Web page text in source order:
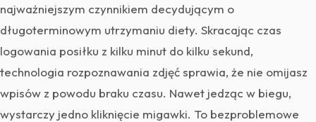
najważniejszym czynnikiem decydującym o
długoterminowym utrzymaniu diety. Skracając czas
logowania posiłku z kilku minut do kilku sekund,
technologia rozpoznawania zdjęć sprawia, że nie omijasz
wpisów z powodu braku czasu. Nawet jedząc w biegu,
wystarczy jedno kliknięcie migawki. To bezproblemowe